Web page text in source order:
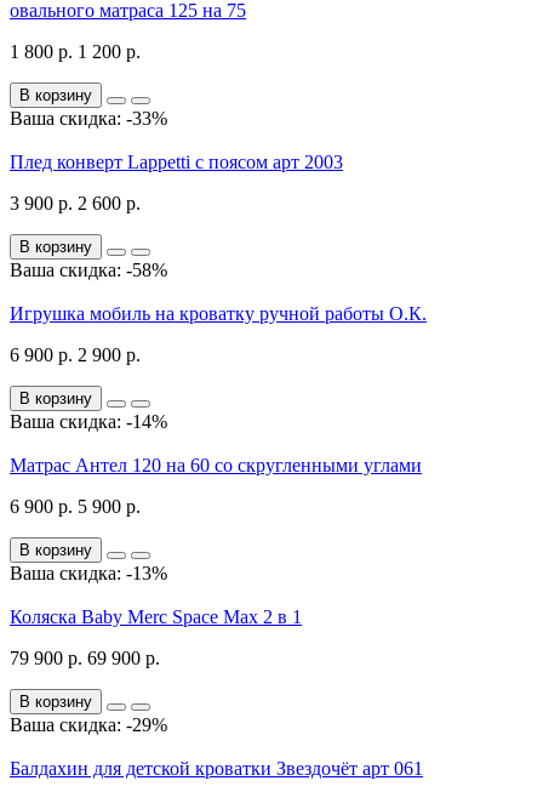
овального матраса 125 на 75
1 800 р. 1 200 р.
В корзину
Ваша скидка: -33%
Плед конверт Lappetti с поясом арт 2003
3 900 р. 2 600 р.
В корзину
Ваша скидка: -58%
Игрушка мобиль на кроватку ручной работы О.К.
6 900 р. 2 900 р.
В корзину
Ваша скидка: -14%
Матрас Антел 120 на 60 со скругленными углами
6 900 р. 5 900 р.
В корзину
Ваша скидка: -13%
Коляска Baby Merc Space Max 2 в 1
79 900 р. 69 900 р.
В корзину
Ваша скидка: -29%
Балдахин для детской кроватки Звездочёт арт 061